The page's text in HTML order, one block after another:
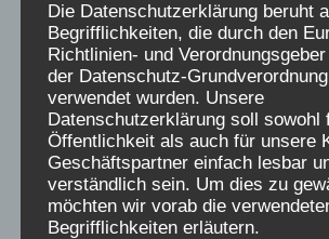
Ergebnisse
Die Datenschutzerklärung beruht
Begrifflichkeiten, die durch den
Richtlinien- und
der Datenschutz-
verwendet wurden. Unsere
Datenschutzerklärung soll sowohl
Öffentlichkeit als auch für unsere
Geschäftspartner einfach lesbar
verständlich sein. Um dies zu
möchten wir vorab die
Begrifflichkeiten erläutern.